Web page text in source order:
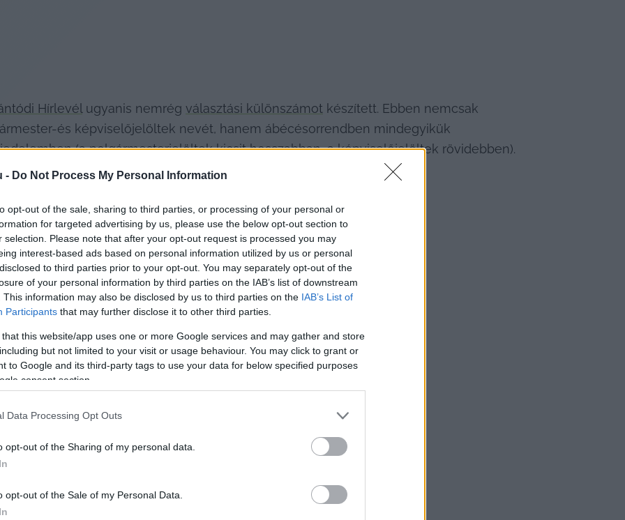
- Do Not Process My Personal Information
opt-out of the sale, sharing to third parties, or processing of your personal or
for targeted advertising by us, please use the below opt-out section to
selection. Please note that after your opt-out request is processed you may
interest-based ads based on personal information utilized by us or personal
to third parties prior to your opt-out. You may separately opt-out of the
of your personal information by third parties on the IAB’s list of downstream
This information may also be disclosed by us to third parties on the IAB’s List of
Participants that may further disclose it to other third parties.
that this website/app uses one or more Google services and may gather and store
but not limited to your visit or usage behaviour. You may click to grant or
to Google and its third-party tags to use your data for below specified purposes
consent section.
Data Processing Opt Outs
opt-out of the Sharing of my personal data.
opt-out of the Sale of my Personal Data.
Hírlevél ugyanis nemrég választási különszámot készített. Ebben nemcsak
és képviselőjelöltek nevét, hanem ábécésorrendben mindegyikük
(a polgármesterjelöltek kicsit hosszabban, a képviselőjelöltek rövidebben).
– mind függetlenek.